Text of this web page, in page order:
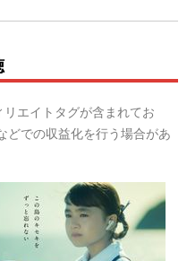
エイトタグが含まれてお
どでの収益化を行う場合があ